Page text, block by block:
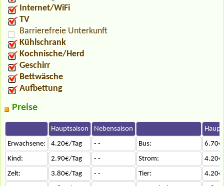
Internet/WiFi
TV
Barrierefreie Unterkunft
Kühlschrank
Kochnische/Herd
Geschirr
Bettwäsche
Aufbettung
Preise
Hauptsaison Nebensaison
Erwachsene:
4.20€/Tag - - Bus:
Kind:
2.90€/Tag - - Strom:
Zelt:
3.80€/Tag - - Tier: